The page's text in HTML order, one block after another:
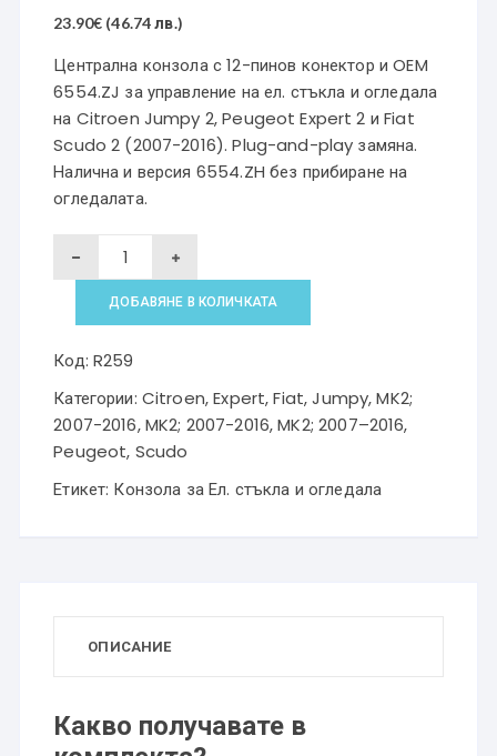
23.90€ (46.74 лв.)
Централна конзола с 12-пинов конектор и OEM
6554.ZJ за управление на ел. стъкла и огледала
на Citroen Jumpy 2, Peugeot Expert 2 и Fiat
Scudo 2 (2007-2016). Plug-and-play замяна.
Налична и версия 6554.ZH без прибиране на
огледалата.
количество
за
Конзола
ел.
Citroen
Peugeot
Fiat
ДОБАВЯНЕ В КОЛИЧКАТА
Код: R259
Категории: Citroen,Expert,Fiat,Jumpy,MK2;
2007-2016,MK2; 2007-2016,MK2; 2007–2016,
Peugeot, Scudo
Етикет: Конзола за Ел. стъкла и огледала
ОПИСАНИЕ
Какво получавате в